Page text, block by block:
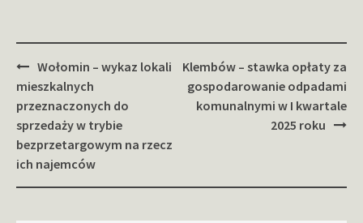
Zobacz
wpisy
Wołomin – wykaz lokali
mieszkalnych
przeznaczonych do
sprzedaży w trybie
bezprzetargowym na rzecz
ich najemców
Klembów – stawka opłaty za
gospodarowanie odpadami
komunalnymi w I kwartale
2025 roku